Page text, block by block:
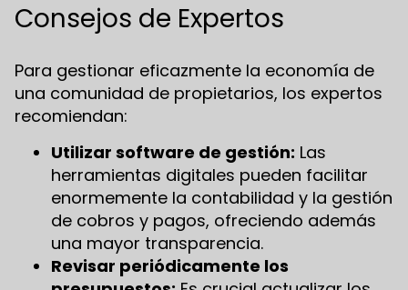
Consejos de Expertos
Para gestionar eficazmente la economía de
una comunidad de propietarios, los expertos
recomiendan:
Utilizar software de gestión: Las
herramientas digitales pueden facilitar
enormemente la contabilidad y la gestión
de cobros y pagos, ofreciendo además
una mayor transparencia.
Revisar periódicamente los